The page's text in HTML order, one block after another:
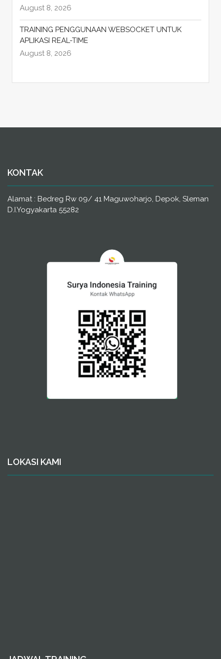
August 8, 2026
TRAINING PENGGUNAAN WEBSOCKET UNTUK
APLIKASI REAL-TIME
August 8, 2026
KONTAK
Alamat : Bedreg Rw 09/ 41 Maguwoharjo, Depok, Sleman
D.I.Yogyakarta 55282
LOKASI KAMI